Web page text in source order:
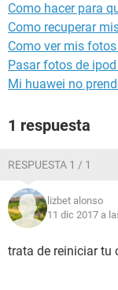
Como hacer para
Como recuperar
Como ver mis
Pasar fotos de
Mi huawei no
1 respuesta
RESPUESTA 1 / 1
lizbet alonso
11 dic 2017 a
trata de reiniciar tu